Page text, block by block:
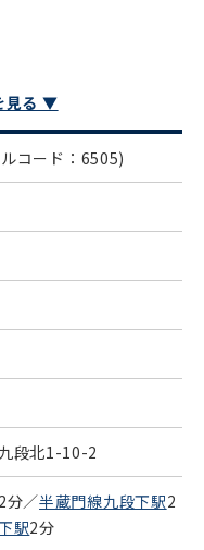
見る ▼
コード：6505)
段北1-10-2
2分／半蔵門線九段下駅2
駅2分